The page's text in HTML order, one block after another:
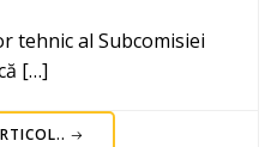
tehnic al Subcomisiei
[…]